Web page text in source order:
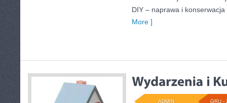
DIY – naprawa i
More ]
GRU -
ADMIN